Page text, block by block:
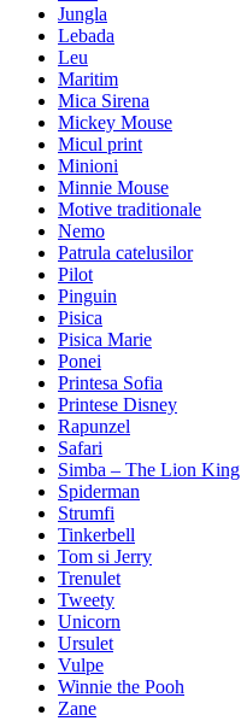
Jungla
Lebada
Leu
Maritim
Mica Sirena
Mickey Mouse
Micul print
Minioni
Minnie Mouse
Motive traditionale
Nemo
Patrula catelusilor
Pilot
Pinguin
Pisica
Pisica Marie
Ponei
Printesa Sofia
Printese Disney
Rapunzel
Safari
Simba – The Lion King
Spiderman
Strumfi
Tinkerbell
Tom si Jerry
Trenulet
Tweety
Unicorn
Ursulet
Vulpe
Winnie the Pooh
Zane